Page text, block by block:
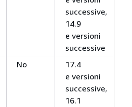
successive,
14.9
e versioni
successive
No
17.4
e versioni
successive,
16.1